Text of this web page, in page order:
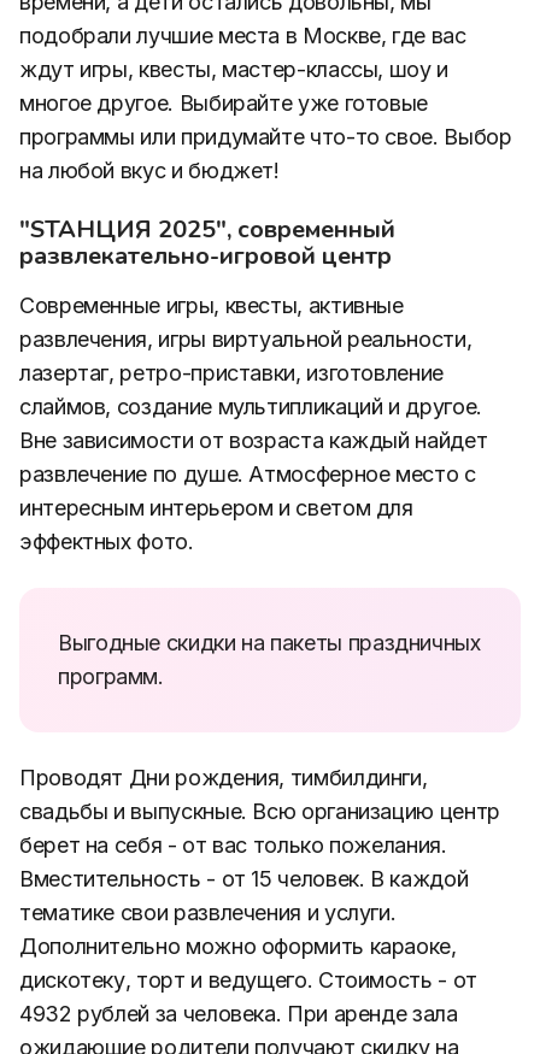
подобрали лучшие места в Москве, где вас
ждут игры, квесты, мастер-классы, шоу и
многое другое. Выбирайте уже готовые
программы или придумайте что-то свое. Выбор
на любой вкус и бюджет!
"SТАНЦИЯ 2025", современный
развлекательно-игровой центр
Современные игры, квесты, активные
развлечения, игры виртуальной реальности,
лазертаг, ретро-приставки, изготовление
слаймов, создание мультипликаций и другое.
Вне зависимости от возраста каждый найдет
развлечение по душе. Атмосферное место с
интересным интерьером и светом для
эффектных фото.
Выгодные скидки на пакеты праздничных
программ.
Проводят Дни рождения, тимбилдинги,
свадьбы и выпускные. Всю организацию центр
берет на себя - от вас только пожелания.
Вместительность - от 15 человек. В каждой
тематике свои развлечения и услуги.
Дополнительно можно оформить караоке,
дискотеку, торт и ведущего. Стоимость - от
4932 рублей за человека. При аренде зала
ожидающие родители получают скидку на